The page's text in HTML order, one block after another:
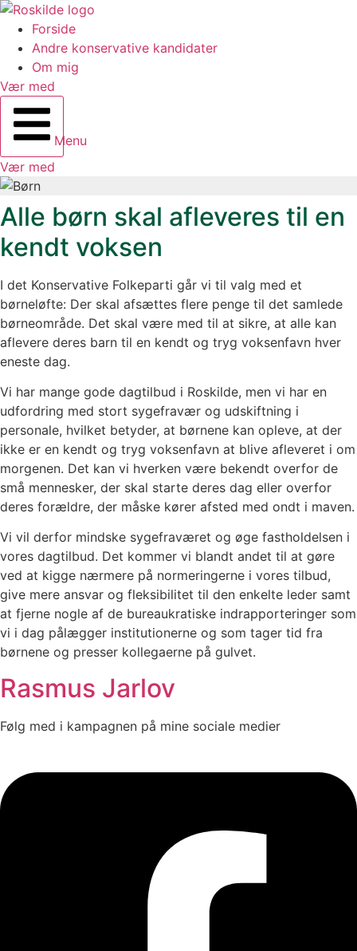
Forside
Andre konservative kandidater
Om mig
Vær med
Menu
Vær med
Alle børn skal afleveres til en
kendt voksen
I det Konservative Folkeparti går vi til valg med et
børneløfte: Der skal afsættes flere penge til det samlede
børneområde. Det skal være med til at sikre, at alle kan
aflevere deres barn til en kendt og tryg voksenfavn hver
eneste dag.
Vi har mange gode dagtilbud i Roskilde, men vi har en
udfordring med stort sygefravær og udskiftning i
personale, hvilket betyder, at børnene kan opleve, at der
ikke er en kendt og tryg voksenfavn at blive afleveret i om
morgenen. Det kan vi hverken være bekendt overfor de
små mennesker, der skal starte deres dag eller overfor
deres forældre, der måske kører afsted med ondt i maven.
Vi vil derfor mindske sygefraværet og øge fastholdelsen i
vores dagtilbud. Det kommer vi blandt andet til at gøre
ved at kigge nærmere på normeringerne i vores tilbud,
give mere ansvar og fleksibilitet til den enkelte leder samt
at fjerne nogle af de bureaukratiske indrapporteringer som
vi i dag pålægger institutionerne og som tager tid fra
børnene og presser kollegaerne på gulvet.
Rasmus Jarlov
Følg med i kampagnen på mine sociale medier